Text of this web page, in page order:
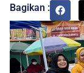
Bagikan :